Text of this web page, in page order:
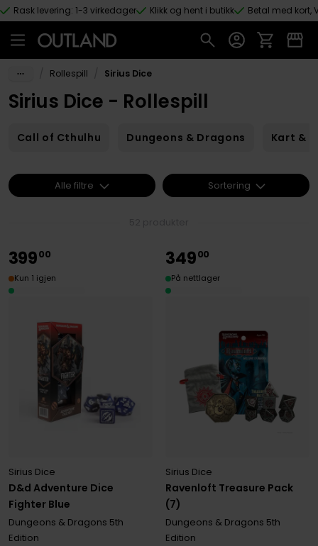
Hopp til hovedinnhold
Rask levering: 1-3 virkedager Klikk og hent i butikk Betal med kort,
Rollespill Sirius Dice
Sirius Dice - Rollespill
Call of Cthulhu Dungeons & Dragons Kart &
D&d Adventure Dice
Fighter Blue
Sirius Dice
Dungeons & Dragons 5th
Edition
39900
Kun 1 igjen
Ravenloft Treasure Pack
(7)
Sirius Dice
Dungeons & Dragons 5th
Edition
34900
På nettlager
Alle filtre Sortering